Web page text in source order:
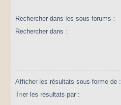
Rechercher dans les sous-forums :
Rechercher dans :
Afficher les résultats sous forme de :
Trier les résultats par :